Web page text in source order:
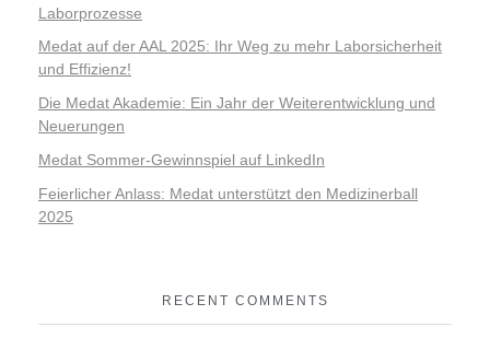
Laborprozesse
Medat auf der AAL 2025: Ihr Weg zu mehr Laborsicherheit
und Effizienz!
Die Medat Akademie: Ein Jahr der Weiterentwicklung und
Neuerungen
Medat Sommer-Gewinnspiel auf LinkedIn
Feierlicher Anlass: Medat unterstützt den Medizinerball
2025
RECENT COMMENTS